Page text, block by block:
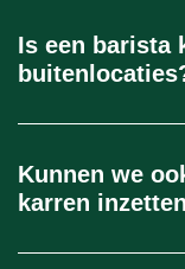
per uur,
Is een barista
Ja, onze barista
buiten. We
Kunnen we
karren
Zeker. We